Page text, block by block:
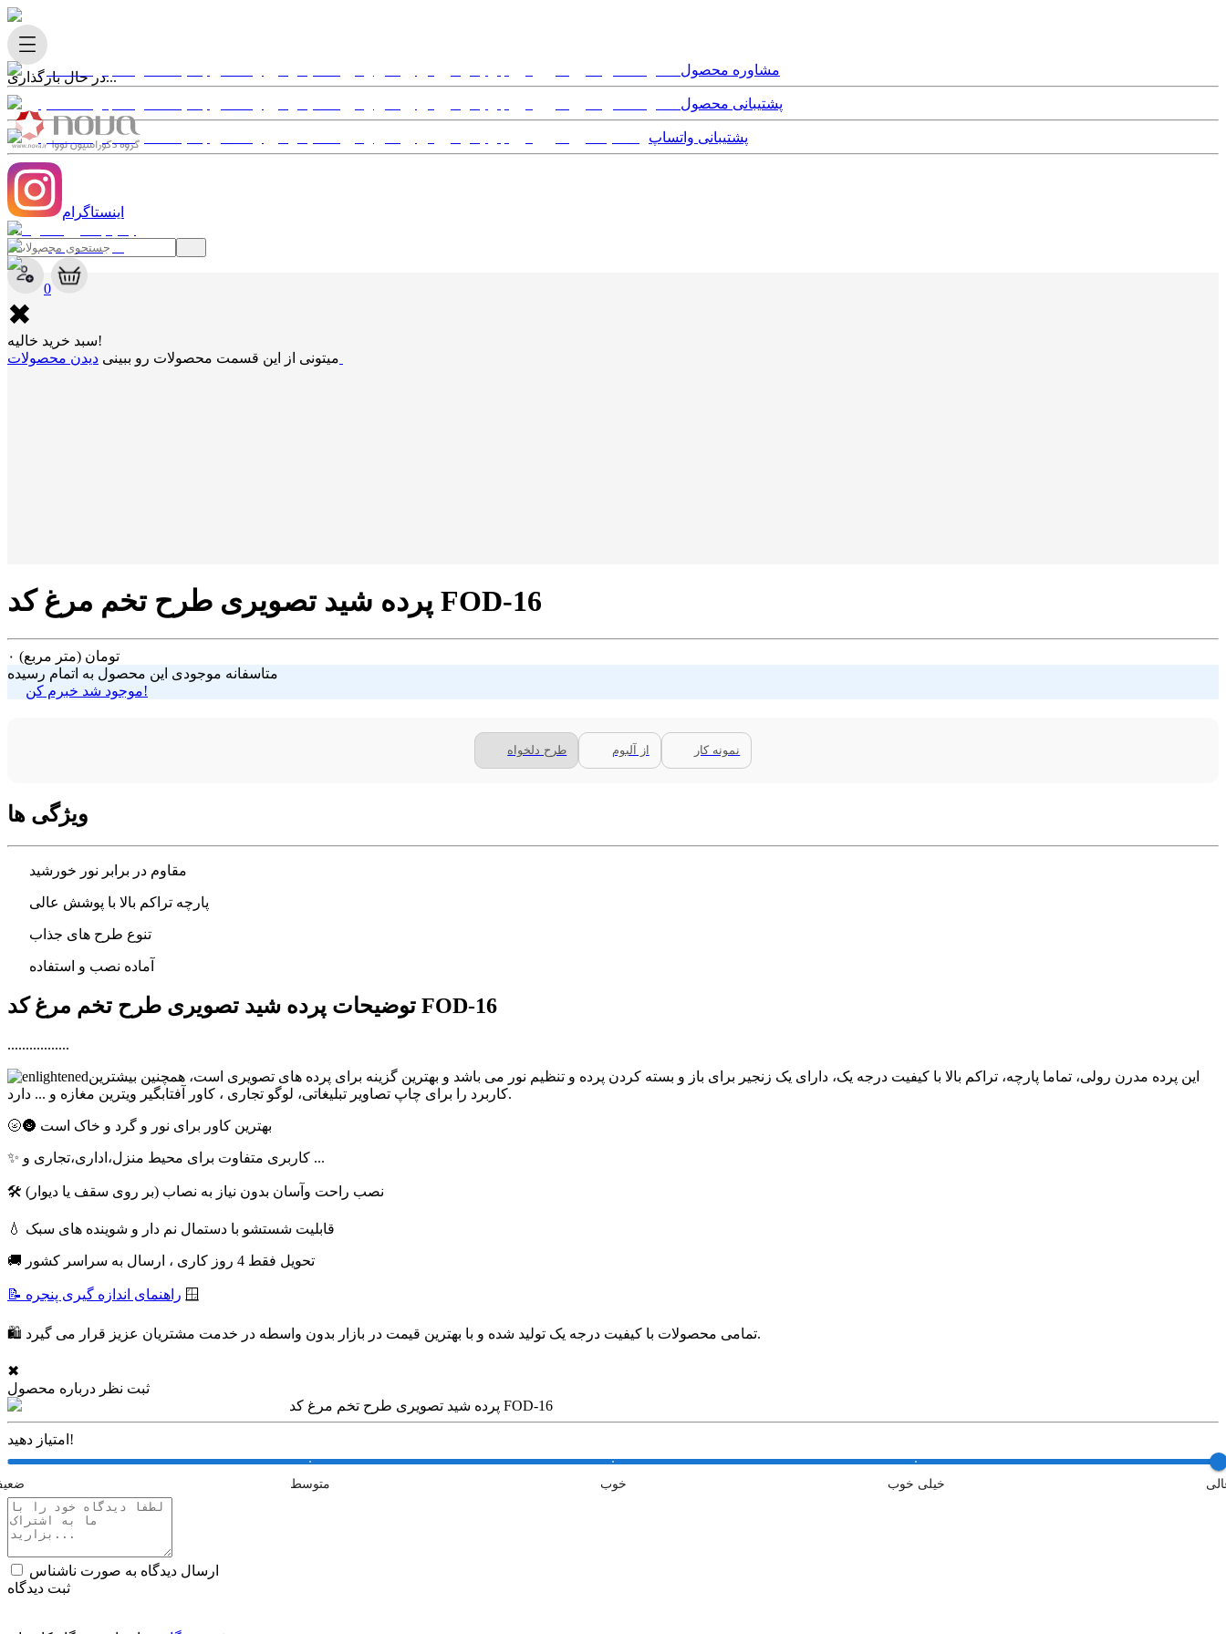
در حال بارگذاری...
✖
0
✖
سبد خرید خالیه!
میتونی از این قسمت محصولات رو ببینی
مشاوره محصول
پشتیبانی محصول
پشتیبانی واتساپ
اینستاگرام
پرده شید تصویری طرح تخم مرغ کد FOD-16
۰ تومان (متر مربع)
متاسفانه موجودی این محصول به اتمام رسیده
موجود شد خبرم کن!
طرح دلخواه از آلبوم نمونه کار
ویژگی ها
مقاوم در برابر نور خورشید
پارچه تراکم بالا با پوشش عالی
تنوع طرح های جذاب
آماده نصب و استفاده
توضیحات پرده شید تصویری طرح تخم مرغ کد FOD-16
.................
این پرده مدرن رولی، تماما پارچه، تراکم بالا با کیفیت درجه یک، دارای یک زنجیر برای باز و بسته کردن پرده و تنظیم نور می باشد و بهترین گزینه برای پرده های تصویری است، همچنین بیشترین
کاربرد را برای چاپ تصاویر تبلیغاتی، لوگو تجاری ، کاور آفتابگیر ویترین مغازه و ... دارد.
✨ کاربری متفاوت برای محیط منزل،اداری،تجاری و ...
🛠 نصب راحت وآسان بدون نیاز به نصاب (بر روی سقف یا دیوار)
💧 قابلیت شستشو با دستمال نم دار و شوینده های سبک
🚚 تحویل فقط 4 روز کاری ، ارسال به سراسر کشور
📝 راهنمای اندازه گیری پنجره 🪟
🛍 تمامی محصولات با کیفیت درجه یک تولید شده و با بهترین قیمت در بازار بدون واسطه در خدمت مشتریان عزیز قرار می گیرد.
✖
ثبت نظر درباره محصول
پرده شید تصویری طرح تخم مرغ کد FOD-16
امتیاز دهید!
متوسط خوب خیلی خوب
ارسال دیدگاه به صورت ناشناس
ثبت دیدگاه